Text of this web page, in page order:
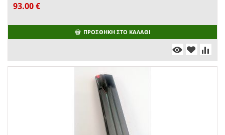
93.00€
ΠΡΟΣΘΉΚΗ ΣΤΟ ΚΑΛΆΘΙ